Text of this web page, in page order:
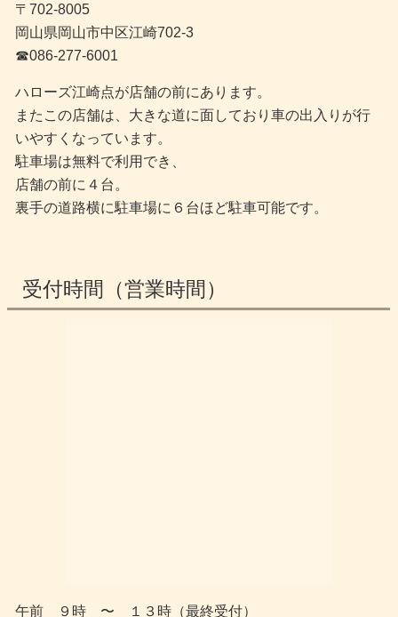
〒702-8005
岡山県岡山市中区江崎702-3
☎︎086-277-6001
ハローズ江崎点が店舗の前にあります。
またこの店舗は、大きな道に面しており車の出入りが行
いやすくなっています。
駐車場は無料で利用でき、
店舗の前に４台。
裏手の道路横に駐車場に６台ほど駐車可能です。
受付時間（営業時間）
午前 ９時 〜 １３時（最終受付）